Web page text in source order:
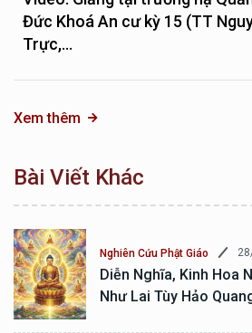
Đức Khoá An cư kỳ 15 (TT
Trực,...
Xem thêm
Bài Viết Khác
Nghiên Cứu Phật Giáo
Diễn Nghĩa, Kinh Hoa
Như Lai Tùy Hảo